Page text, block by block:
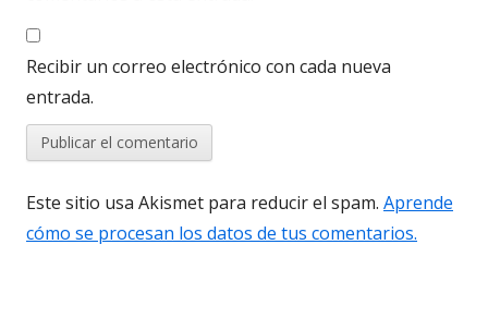
Recibir un correo electrónico con cada nueva
entrada.
Este sitio usa Akismet para reducir el spam. Aprende
cómo se procesan los datos de tus comentarios.